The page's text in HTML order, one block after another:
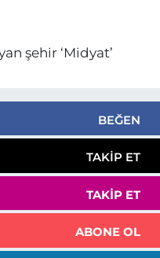
şehir ‘Midyat’
BEĞEN
TAKIP ET
TAKIP ET
ABONE OL